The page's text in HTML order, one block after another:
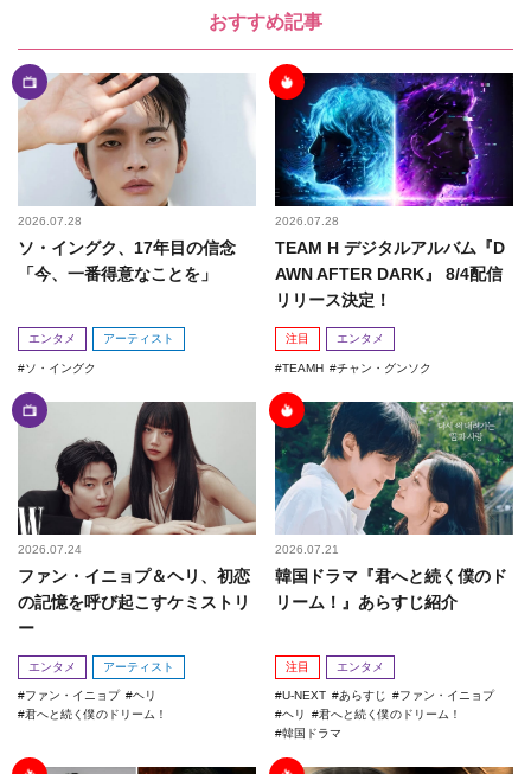
おすすめ記事
2026.07.28
ソ・イングク、17年目の信念
「今、一番得意なことを」
エンタメ アーティスト
ソ・イングク
2026.07.28
TEAM H デジタルアルバム『D
AWN AFTER DARK』 8/4配信
リリース決定！
注目 エンタメ
TEAMH チャン・グンソク
2026.07.24
ファン・イニョプ＆ヘリ、初恋
の記憶を呼び起こすケミストリ
ー
エンタメ アーティスト
ファン・イニョプ
ヘリ
君へと続く僕のドリーム！
2026.07.21
韓国ドラマ『君へと続く僕のド
リーム！』あらすじ紹介
注目 エンタメ
U-NEXT あらすじ
ファン・イニョプ
ヘリ
君へと続く僕のドリーム！
韓国ドラマ